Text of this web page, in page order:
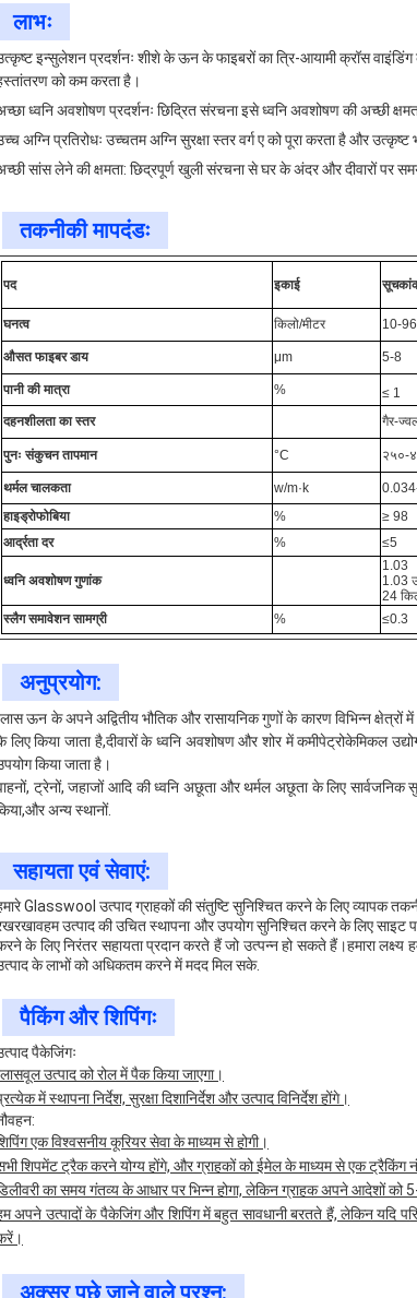
लाभः
इन्सुलेशन प्रदर्शनः शीशे के ऊन के फाइबरों का त्रि-आयामी क्रॉस
को कम करता है।
ध्वनि अवशोषण प्रदर्शनः छिद्रित संरचना इसे ध्वनि अवशोषण की अच्छी
अग्नि प्रतिरोधः उच्चतम अग्नि सुरक्षा स्तर वर्ग ए को पूरा करता है और उत्कृष्ट
सांस लेने की क्षमता: छिद्रपूर्ण खुली संरचना से घर के अंदर और दीवारों पर
तकनीकी मापदंडः
पद इकाई
घनत्व किलो/मीटर 10-96
औसत फाइबर डाय μm 5-8
पानी की मात्रा % ≤ 1
दहनशीलता का स्तर
गैर-
पुनः संकुचन तापमान °C २५०-
थर्मल चालकता w/m·k
हाइड्रोफोबिया
% ≥ 98
आर्द्रता दर
% ≤5
ध्वनि अवशोषण गुणांक
1.03
1.03
24
स्लैग समावेशन सामग्री % ≤0.3
अनुप्रयोग:
ऊन के अपने अद्वितीय भौतिक और रासायनिक गुणों के कारण विभिन्न
लिए किया जाता है,दीवारों के ध्वनि अवशोषण और शोर में कमीपेट्रोकेमिकल
किया जाता है।
ट्रेनों, जहाजों आदि की ध्वनि अछूता और थर्मल अछूता के लिए
अन्य स्थानों.
सहायता एवं सेवाएं:
Glasswool उत्पाद ग्राहकों की संतुष्टि सुनिश्चित करने के लिए व्यापक
उत्पाद की उचित स्थापना और उपयोग सुनिश्चित करने के लिए साइट
के लिए निरंतर सहायता प्रदान करते हैं जो उत्पन्न हो सकते हैं।हमारा लक्ष्य
के लाभों को अधिकतम करने में मदद मिल सके.
पैकिंग और शिपिंगः
पैकेजिंगः
उत्पाद को रोल में पैक किया जाएगा।
में स्थापना निर्देश, सुरक्षा दिशानिर्देश और उत्पाद विनिर्देश होंगे।
एक विश्वसनीय कूरियर सेवा के माध्यम से होगी।
शिपमेंट ट्रैक करने योग्य होंगे, और ग्राहकों को ईमेल के माध्यम से एक ट्रैकिंग
का समय गंतव्य के आधार पर भिन्न होगा, लेकिन ग्राहक अपने आदेशों को
अपने उत्पादों के पैकेजिंग और शिपिंग में बहुत सावधानी बरतते हैं, लेकिन यदि
अक्सर पूछे जाने वाले प्रश्न: